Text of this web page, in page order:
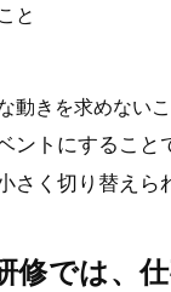
と
動きを求めない
ントにすること
さく切り替えら
修では、